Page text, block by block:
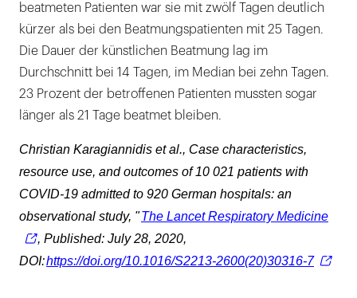
beatmeten Patienten war sie mit zwölf Tagen deutlich
kürzer als bei den Beatmungspatienten mit 25 Tagen.
Die Dauer der künstlichen Beatmung lag im
Durchschnitt bei 14 Tagen, im Median bei zehn Tagen.
23 Prozent der betroffenen Patienten mussten sogar
länger als 21 Tage beatmet bleiben.
Christian Karagiannidis et al., Case characteristics,
resource use, and outcomes of 10 021 patients with
COVID-19 admitted to 920 German hospitals: an
observational study, "The Lancet Respiratory Medicine
, Published: July 28, 2020,
DOI:https://doi.org/10.1016/S2213-2600(20)30316-7